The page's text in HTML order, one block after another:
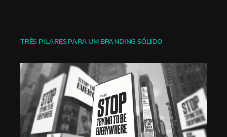
TRÊS PILARES PARA UM BRANDING SÓLIDO